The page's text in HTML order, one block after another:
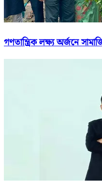
গণতান্ত্রিক লক্ষ্য অর্জনে